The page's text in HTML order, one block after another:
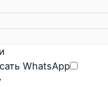
WhatsApp